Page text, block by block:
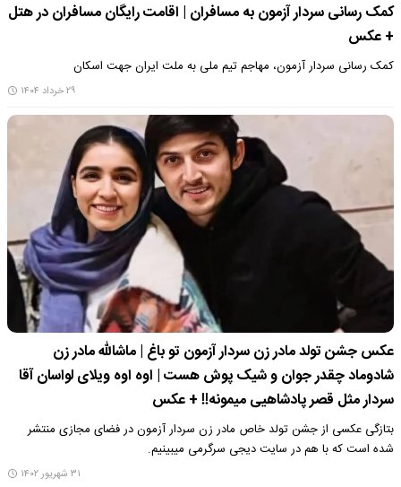
کمک رسانی سردار آزمون به مسافران | اقامت رایگان مسافران در هتل
+ عکس
کمک رسانی سردار آزمون، مهاجم تیم ملی به ملت ایران جهت اسکان
۲۹ خرداد ۱۴۰۴
عکس جشن تولد مادر زن سردار آزمون تو باغ | ماشالله مادر زن
شادوماد چقدر جوان و شیک پوش هست | اوه اوه ویلای لواسان آقا
سردار مثل قصر پادشاهیی میمونه!! + عکس
بتازگی عکسی از جشن تولد خاص مادر زن سردار آزمون در فضای مجازی منتشر
شده است که با هم در سایت دیجی سرگرمی میبینیم.
۳۱ شهریور ۱۴۰۲